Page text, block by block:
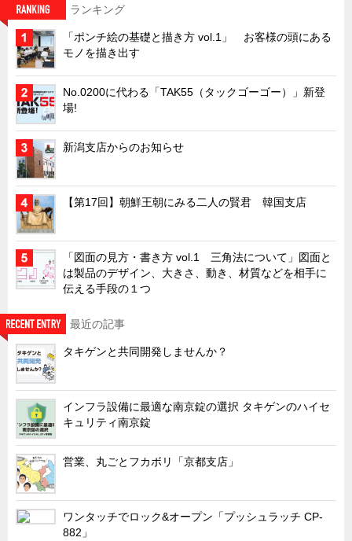
わが街わが支店
支店所在地（歴史探訪）
ニッポン再発見
あれこれWATCH
こんなとき、どう言うの?
４コマ漫画 のんきなのんちゃん
CATEGORY
お知らせ
展示会情報／出展告知
展示会情報／報告レポート
工場見学
社外セミナー
タキゲンの歴史
110周年企画
タキゲン売上ランキング
展示トラック
タキスポ
タキ旅レポ
タキネタ
ランキング
「ポンチ絵の基礎と描き方 vol.1」 お客様の頭にある
モノを描き出す
No.0200に代わる「TAK55（タックゴーゴー）」新登
場!
新潟支店からのお知らせ
【第17回】朝鮮王朝にみる二人の賢君 韓国支店
「図面の見方・書き方 vol.1 三角法について」図面と
は製品のデザイン、大きさ、動き、材質などを相手に
伝える手段の１つ
最近の記事
タキゲンと共同開発しませんか？
インフラ設備に最適な南京錠の選択 タキゲンのハイセ
キュリティ南京錠
営業、丸ごとフカボリ「京都支店」
ワンタッチでロック&オープン「プッシュラッチ CP-
882」